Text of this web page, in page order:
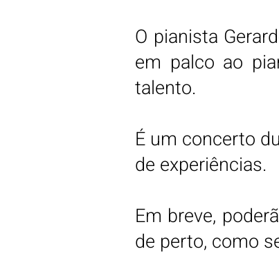
O pianista
em palco ao
talento.
É um concerto
de experiências.
Em breve,
de perto, como